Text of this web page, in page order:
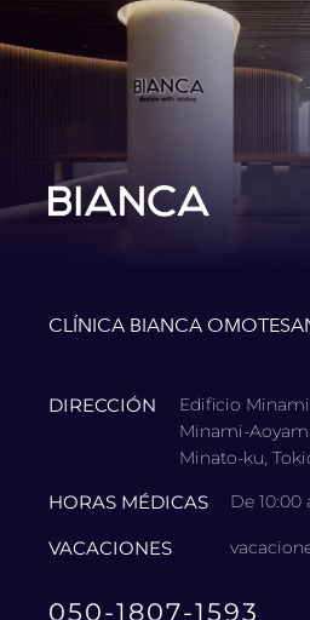
CLÍNICA BIANCA
DIRECCIÓN
Edificio Minami-
Minami-
Minato-ku,
HORAS MÉDICAS De 10:00
VACACIONES
050-1807-1593